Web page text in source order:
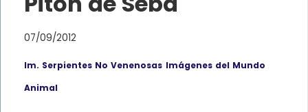
07/09/2012
Im. Serpientes No Venenosas Imágenes del Mundo
Animal